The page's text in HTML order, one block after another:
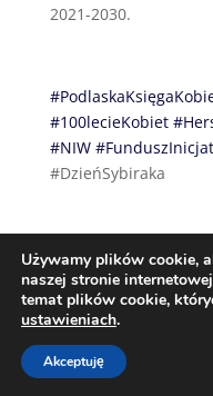
2021-2030.
#100lecieKobiet
#NIW
#DzieńSybiraka
Używamy plików cookie,
naszej stronie
temat plików cookie,
ustawieniach.
Akceptuję